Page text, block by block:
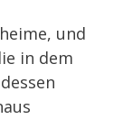
und
in dem